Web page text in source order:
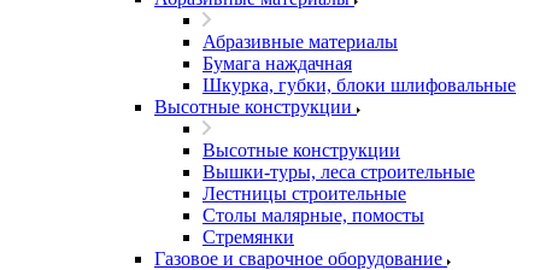
Абразивные материалы
Бумага наждачная
Шкурка, губки, блоки шлифовальные
Высотные конструкции
Высотные конструкции
Вышки-туры, леса строительные
Лестницы строительные
Столы малярные, помосты
Стремянки
Газовое и сварочное оборудование